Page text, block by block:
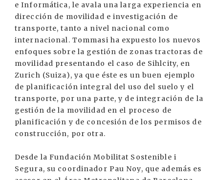
e Informática, le avala una larga experiencia en
dirección de movilidad e investigación de
transporte, tanto a nivel nacional como
internacional. Tommasi ha expuesto los nuevos
enfoques sobre la gestión de zonas tractoras de
movilidad presentando el caso de Sihlcity, en
Zurich (Suiza), ya que éste es un buen ejemplo
de planificación integral del uso del suelo y el
transporte, por una parte, y de integración de la
gestión de la movilidad en el proceso de
planificación y de concesión de los permisos de
construcción, por otra.
Desde la Fundación Mobilitat Sostenible i
Segura, su coordinador Pau Noy, que además es